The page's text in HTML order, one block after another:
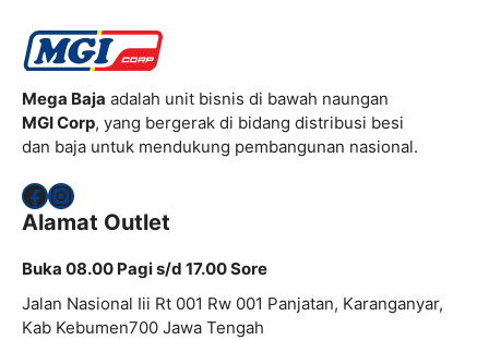
Mega Baja adalah unit bisnis di bawah naungan
MGI Corp, yang bergerak di bidang distribusi besi
dan baja untuk mendukung pembangunan nasional.
Facebook
Instagram
Alamat Outlet
Buka 08.00 Pagi s/d 17.00 Sore
Jalan Nasional Iii Rt 001 Rw 001 Panjatan, Karanganyar,
Kab Kebumen700 Jawa Tengah